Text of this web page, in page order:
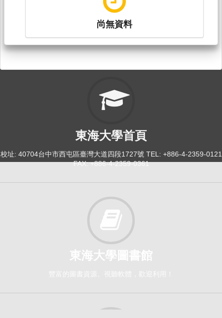
尚無資料
東海大學首頁
校址: 40704台中市西屯區臺灣大道四段1727號 TEL: +886-4-2359-0121
FAX: +886-4-2359-0361
東海大學圖書館
豐富的圖書資源、視聽軟體，歡迎利用！